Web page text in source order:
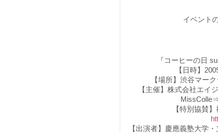
イベント
『コーヒーの日
【日時】
【場所】渋谷マー
【主催】株式会社エイ
【特別協賛
【出演者】慶應義塾大学